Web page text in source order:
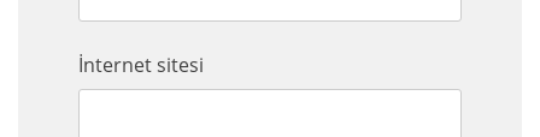
İnternet sitesi